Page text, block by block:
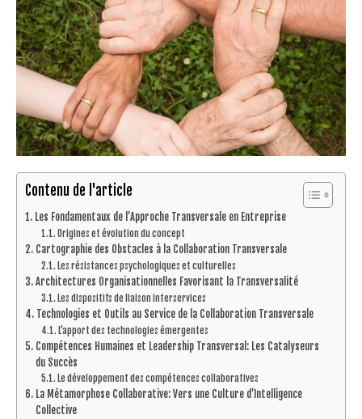
Contenu de l'article
Les Fondamentaux de l’Approche Transversale en Entreprise
Origines et évolution du concept
Cartographie des Obstacles à la Collaboration Transversale
Les résistances psychologiques et culturelles
Architectures Organisationnelles Favorisant la Transversalité
Les dispositifs de liaison interservices
Technologies et Outils au Service de la Collaboration Transversale
L’apport des technologies émergentes
Compétences Humaines et Leadership Transversal: Les Catalyseurs
du Succès
Le développement des compétences collaboratives
La Métamorphose Collaborative: Vers une Culture d’Intelligence
Collective